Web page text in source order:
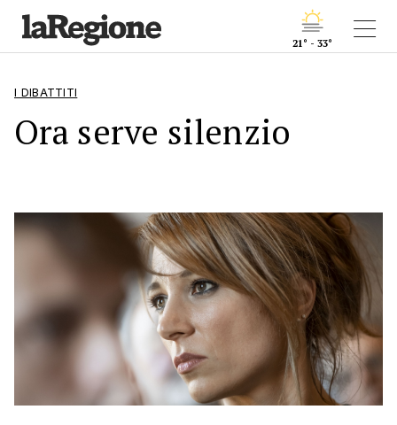
21° - 33°
I DIBATTITI
Ora serve silenzio